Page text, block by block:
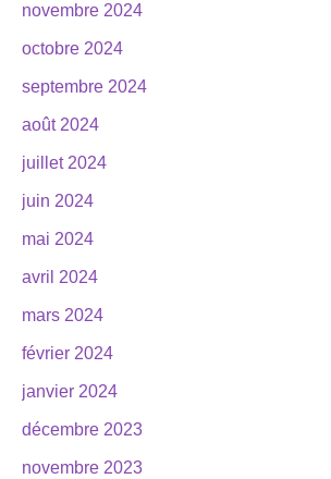
novembre 2024
octobre 2024
septembre 2024
août 2024
juillet 2024
juin 2024
mai 2024
avril 2024
mars 2024
février 2024
janvier 2024
décembre 2023
novembre 2023